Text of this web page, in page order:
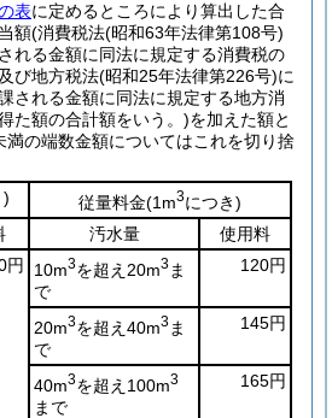
表に定めるところにより算出した合
額(消費税法(昭和63年法律第108号)
れる金額に同法に規定する消費税の
び地方税法(昭和25年法律第226号)に
される金額に同法に規定する地方消
た額の合計額をいう。)を加えた額と
満の端数金額についてはこれを切り捨
) 従量料金(1m3につき)
汚水量
使用料
円 10m3を超え20m3 ま
で
120円
20m3を超え40m3 ま
で
145円
40m3を超え100m3
まで
165円